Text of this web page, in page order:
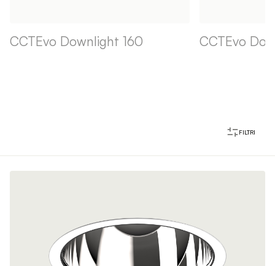
CCTEvo Downlight 160 CCTEvo
FILTRI